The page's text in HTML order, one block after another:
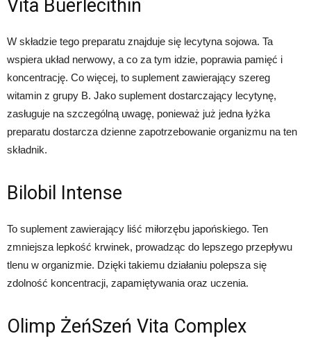
Vita Buerlecithin
W składzie tego preparatu znajduje się lecytyna sojowa. Ta
wspiera układ nerwowy, a co za tym idzie, poprawia pamięć i
koncentrację. Co więcej, to suplement zawierający szereg
witamin z grupy B. Jako suplement dostarczający lecytynę,
zasługuje na szczególną uwagę, ponieważ już jedna łyżka
preparatu dostarcza dzienne zapotrzebowanie organizmu na ten
składnik.
Bilobil Intense
To suplement zawierający liść miłorzębu japońskiego. Ten
zmniejsza lepkość krwinek, prowadząc do lepszego przepływu
tlenu w organizmie. Dzięki takiemu działaniu polepsza się
zdolność koncentracji, zapamiętywania oraz uczenia.
Olimp ŻeńSzeń Vita Complex